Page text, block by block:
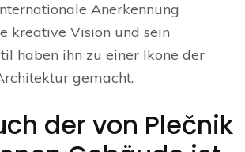
Anerkennung
kreative Vision und sein
haben ihn zu einer Ikone der
gemacht.
der von Plečnik